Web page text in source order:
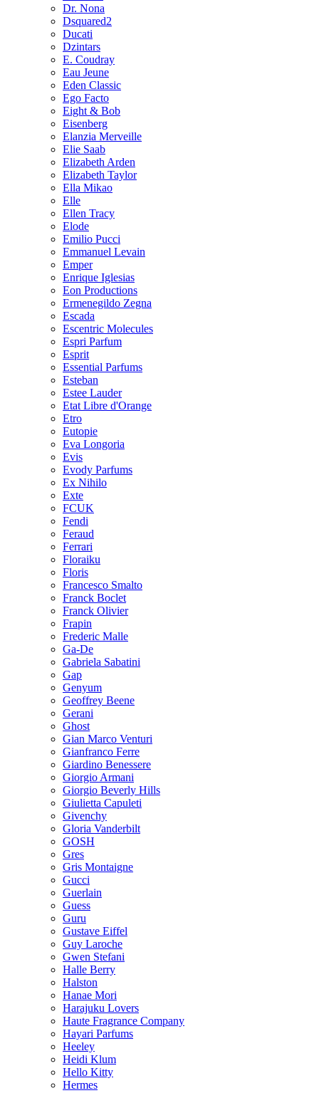
Dr. Nona
Dsquared2
Ducati
Dzintars
E. Coudray
Eau Jeune
Eden Classic
Ego Facto
Eight & Bob
Eisenberg
Elanzia Merveille
Elie Saab
Elizabeth Arden
Elizabeth Taylor
Ella Mikao
Elle
Ellen Tracy
Elode
Emilio Pucci
Emmanuel Levain
Emper
Enrique Iglesias
Eon Productions
Ermenegildo Zegna
Escada
Escentric Molecules
Espri Parfum
Esprit
Essential Parfums
Esteban
Estee Lauder
Etat Libre d'Orange
Etro
Eutopie
Eva Longoria
Evis
Evody Parfums
Ex Nihilo
Exte
FCUK
Fendi
Feraud
Ferrari
Floraiku
Floris
Francesco Smalto
Franck Boclet
Franck Olivier
Frapin
Frederic Malle
Ga-De
Gabriela Sabatini
Gap
Genyum
Geoffrey Beene
Gerani
Ghost
Gian Marco Venturi
Gianfranco Ferre
Giardino Benessere
Giorgio Armani
Giorgio Beverly Hills
Giulietta Capuleti
Givenchy
Gloria Vanderbilt
GOSH
Gres
Gris Montaigne
Gucci
Guerlain
Guess
Guru
Gustave Eiffel
Guy Laroche
Gwen Stefani
Halle Berry
Halston
Hanae Mori
Harajuku Lovers
Haute Fragrance Company
Hayari Parfums
Heeley
Heidi Klum
Hello Kitty
Hermes